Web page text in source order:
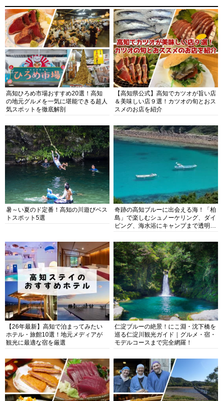
高知ひろめ市場おすすめ20選！高知
の地元グルメを一気に堪能できる超人
気スポットを徹底解剖
【高知県公式】高知でカツオが旨い店
＆美味しい店９選！カツオの旬とおス
スメのお店を紹介
暑～い夏のド定番！高知の川遊びベス
トスポット5選
奇跡の高知ブルーに出会える海！「柏
島」で楽しむシュノーケリング、ダイ
ビング、海水浴にキャンプまで透明度
【26年最新】高知で泊まってみたい
ホテル・旅館10選！地元メディアが
観光に最適な宿を厳選
仁淀ブルーの絶景！にこ淵・沈下橋を
巡る仁淀川観光ガイド｜グルメ・宿・
モデルコースまで完全網羅！